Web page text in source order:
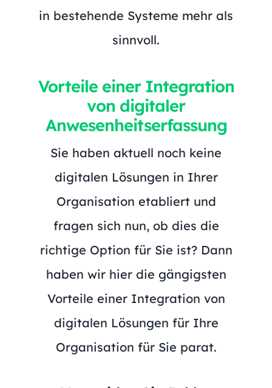
in bestehende Systeme mehr als
sinnvoll.
Vorteile einer Integration
von digitaler
Anwesenheitserfassung
Sie haben aktuell noch keine
digitalen Lösungen in Ihrer
Organisation etabliert und
fragen sich nun, ob dies die
richtige Option für Sie ist? Dann
haben wir hier die gängigsten
Vorteile einer Integration von
digitalen Lösungen für Ihre
Organisation für Sie parat.